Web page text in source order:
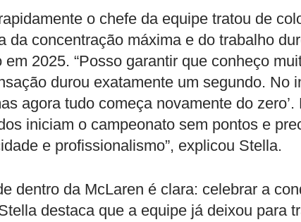
o chefe da equipe tratou de
da concentração máxima e do trabalho
em 2025. “Posso garantir que conheço
durou exatamente um segundo. No
agora tudo começa novamente do
iniciam o campeonato sem pontos e
e profissionalismo”, explicou Stella.
dentro da McLaren é clara: celebrar a
destaca que a equipe já deixou para